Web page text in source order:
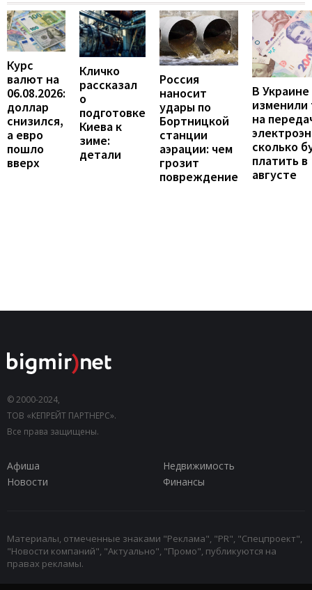
Курс
валют на
06.08.2026:
доллар
снизился,
а евро
пошло
вверх
Кличко
рассказал
о
подготовке
Киева к
зиме:
детали
Россия
наносит
удары по
Бортницкой
станции
аэрации: чем
грозит
повреждение
В Украине
на
сколько
платить в
августе
© 2000-2024,
ТОВ «КЕПРЕЙТ ПАРТНЕРС».
Все права защищены.
Афиша
Недвижимость
Новости
Финансы
Материалы, отмеченные знаками "Реклама", "PR", "Спецпроект",
"Новости компаний", "Актуально", "Промо", публикуются на
правах рекламы.